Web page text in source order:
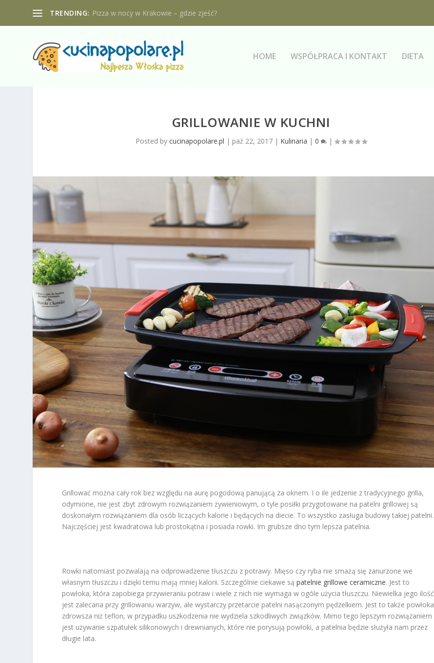
TRENDING: Pizza w nocy w Krakowie – gdzie zjeść?
HOME WSPÓŁPRACA I KONTAKT DIETA
GRILLOWANIE W KUCHNI
Posted by cucinapopolare.pl | paź 22, 2017| Kulinaria | 0 |
Grillować można cały rok bez względu na aurę pogodową panującą za oknem. I o ile jedzenie z tradycyjnego grilla,
odymione, nie jest zbyt zdrowym rozwiązaniem żywieniowym, o tyle posiłki przygotowane na patelni grillowej są
doskonałym rozwiązaniem dla osób liczących kalorie i będących na diecie. To wszystko zasługa budowy takiej patelni.
Najczęściej jest kwadratowa lub prostokątna i posiada rowki. Im grubsze dno tym lepsza patelnia.
Rowki natomiast pozwalają na odprowadzenie tłuszczu z potrawy. Mięso czy ryba nie smażą się zanurzone we
własnym tłuszczu i dzięki temu mają mniej kalorii. Szczególnie ciekawe sąpatelnie grillowe ceramiczne. Jest to
powłoka, która zapobiega przywieraniu potraw i wiele z nich nie wymaga w ogóle użycia tłuszczu. Niewielka jego ilość
jest zalecana przy grillowaniu warzyw, ale wystarczy przetarcie patelni nasączonym pędzelkiem. Jest to także powłoka
zdrowsza niż teflon, w przypadku uszkodzenia nie wydziela szkodliwych związków. Mimo tego lepszym rozwiązaniem
jest używanie szpatułek silikonowych i drewnianych, które nie porysują powłoki, a patelnia będzie służyła nam przez
długie lata.